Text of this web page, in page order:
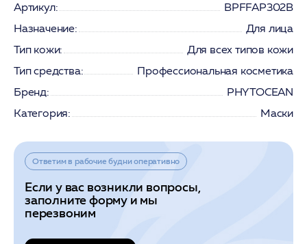
Артикул:
BPFFAP302B
Назначение:
Для лица
Тип кожи:
Для всех типов кожи
Тип средства:
Профессиональная косметика
Бренд:
PHYTOCEAN
Категория:
Маски
Ответим в рабочие будни оперативно
Если у вас возникли вопросы,
заполните форму и мы
перезвоним